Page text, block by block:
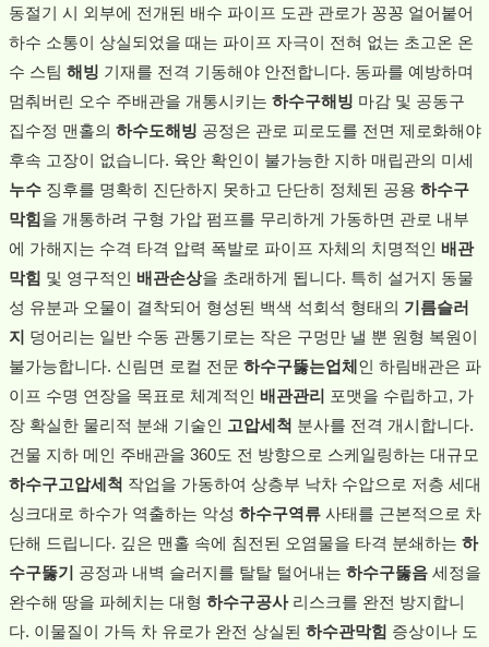
동절기 시 외부에 전개된 배수 파이프 도관 관로가 꽁꽁 얼어붙어
하수 소통이 상실되었을 때는 파이프 자극이 전혀 없는 초고온 온
수 스팀 해빙 기재를 전격 기동해야 안전합니다. 동파를 예방하며
멈춰버린 오수 주배관을 개통시키는 하수구해빙 마감 및 공동구
집수정 맨홀의 하수도해빙 공정은 관로 피로도를 전면 제로화해야
후속 고장이 없습니다. 육안 확인이 불가능한 지하 매립관의 미세
누수징후를 명확히 진단하지 못하고 단단히 정체된 공용 하수구
막힘을 개통하려 구형 가압 펌프를 무리하게 가동하면 관로 내부
에 가해지는 수격 타격 압력 폭발로 파이프 자체의 치명적인 배관
막힘 및 영구적인 배관손상을 초래하게 됩니다. 특히 설거지 동물
성 유분과 오물이 결착되어 형성된 백색 석회석 형태의 기름슬러
지
덩어리는 일반 수동 관통기로는 작은 구멍만 낼 뿐 원형 복원이
불가능합니다. 신림면 로컬 전문 하수구뚫는업체 인 하림배관은 파
이프 수명 연장을 목표로 체계적인 배관관리
포맷을 수립하고, 가
장 확실한 물리적 분쇄 기술인
고압세척 분사를 전격 개시합니다.
건물 지하 메인 주배관을 360도 전 방향으로 스케일링하는 대규모
하수구고압세척 작업을 가동하여 상층부 낙차 수압으로 저층 세대
싱크대로 하수가 역출하는 악성 하수구역류사태를 근본적으로 차
단해 드립니다. 깊은 맨홀 속에 침전된 오염물을 타격 분쇄하는 하
수구뚫기
공정과 내벽 슬러지를 탈탈 털어내는 하수구뚫음세정을
완수해 땅을 파헤치는 대형 하수구공사리스크를 완전 방지합니
다. 이물질이 가득 차 유로가 완전 상실된 하수관막힘 증상이나 도